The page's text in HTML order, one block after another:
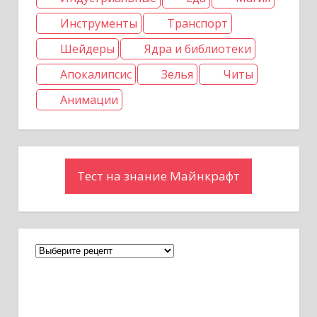
Инструменты
Транспорт
Шейдеры
Ядра и библиотеки
Апокалипсис
Зелья
Читы
Анимации
Тест на знание Майнкрафт